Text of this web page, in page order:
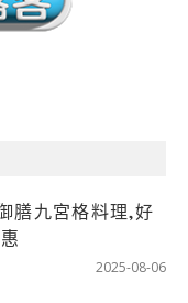
膳九宮格料理,好
2025-08-06